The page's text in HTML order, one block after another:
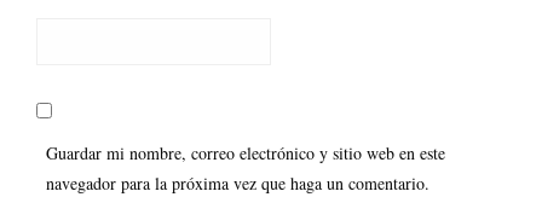
Guardar mi nombre, correo electrónico y sitio web en este
navegador para la próxima vez que haga un comentario.